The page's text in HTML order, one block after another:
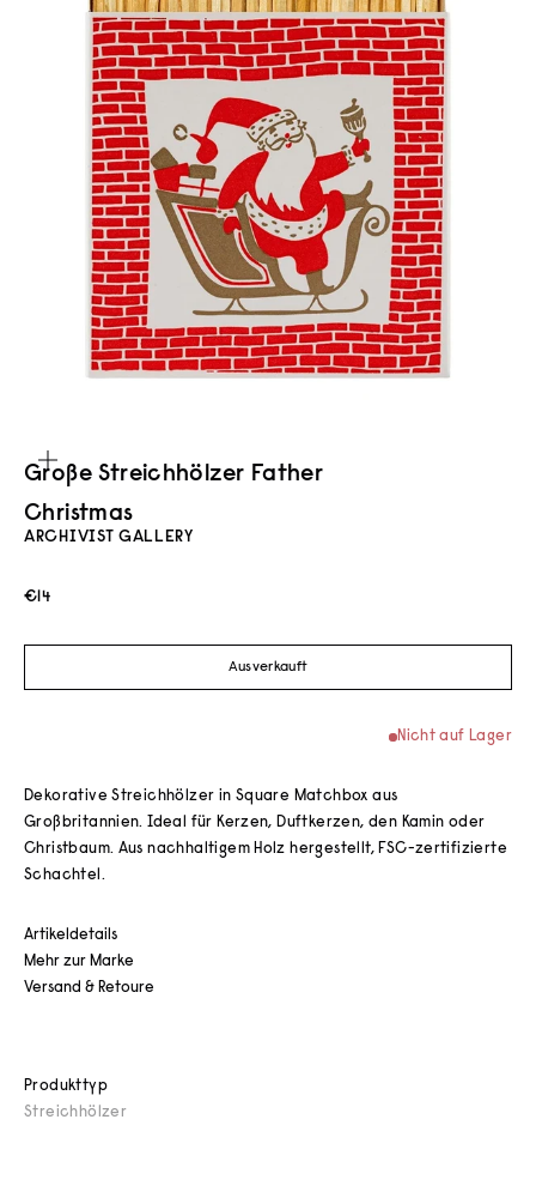
Produkttyp
Streichhölzer
Bild vergrößern
Große Streich­hölzer Father
Christmas
ARCHIVIST GALLERY
Angebot
€14
Ausverkauft
Nicht auf Lager
Dekorative Streichhölzer in Square Matchbox aus
Großbritannien. Ideal für Kerzen, Duftkerzen, den Kamin oder
Christbaum. Aus nachhaltigem Holz hergestellt, FSC-zertifizierte
Schachtel.
Artikeldetails
Mehr zur Marke
Versand & Retoure